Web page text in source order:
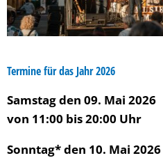
Termine für das Jahr 2026
Samstag den 09. Mai 2026
von 11:00 bis 20:00 Uhr
Sonntag* den 10. Mai 2026